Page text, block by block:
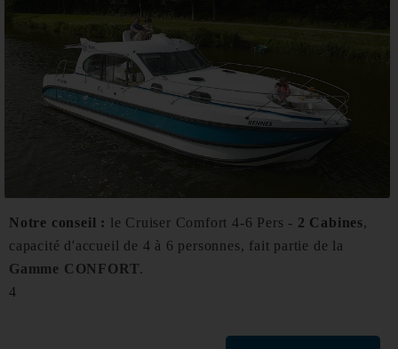
Notre conseil : le Cruiser Comfort 4-6 Pers - 2 Cabines,
capacité d'accueil de 4 à 6 personnes, fait partie de la
Gamme CONFORT.
4